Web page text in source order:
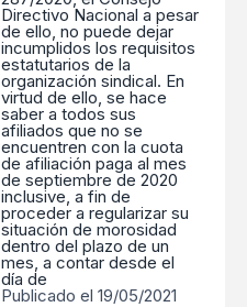
Directivo Nacional a pesar
de ello, no puede dejar
incumplidos los requisitos
estatutarios de la
organización sindical. En
virtud de ello, se hace
saber a todos sus
afiliados que no se
encuentren con la cuota
de afiliación paga al mes
de septiembre de 2020
inclusive, a fin de
proceder a regularizar su
situación de morosidad
dentro del plazo de un
mes, a contar desde el
día de
Publicado el 19/05/2021